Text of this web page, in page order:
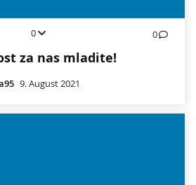
0 0
za nas mladite!
9. August 2021